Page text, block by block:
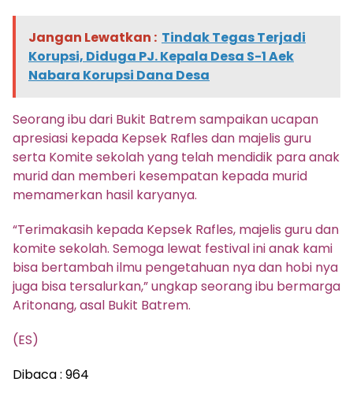
Jangan Lewatkan : Tindak Tegas Terjadi
Korupsi, Diduga PJ. Kepala Desa S-1 Aek
Nabara Korupsi Dana Desa
Seorang ibu dari Bukit Batrem sampaikan ucapan
apresiasi kepada Kepsek Rafles dan majelis guru
serta Komite sekolah yang telah mendidik para anak
murid dan memberi kesempatan kepada murid
memamerkan hasil karyanya.
“Terimakasih kepada Kepsek Rafles, majelis guru dan
komite sekolah. Semoga lewat festival ini anak kami
bisa bertambah ilmu pengetahuan nya dan hobi nya
juga bisa tersalurkan,” ungkap seorang ibu bermarga
Aritonang, asal Bukit Batrem.
(ES)
Dibaca : 964